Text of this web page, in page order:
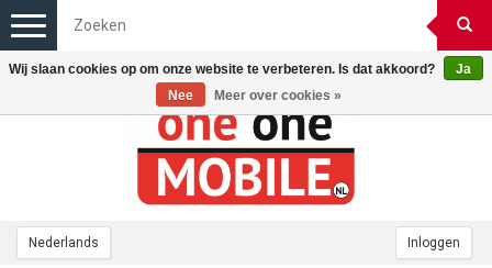
Nederlands Inloggen
Toggle
navigation
Wij slaan cookies op om onze website te verbeteren. Is dat akkoord?
Ja
Nee
Meer over cookies »